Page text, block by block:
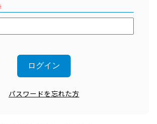
パスワードを忘れた方